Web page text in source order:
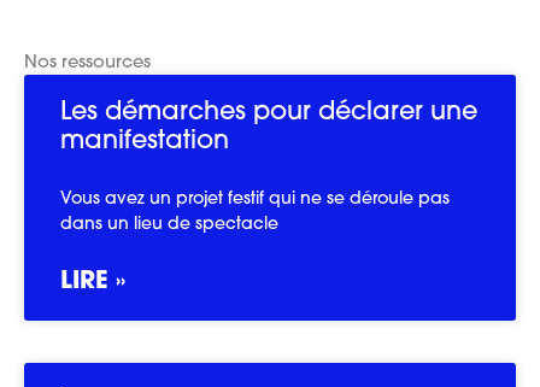
Nos ressources
Les démarches pour déclarer une
manifestation
Vous avez un projet festif qui ne se déroule pas
dans un lieu de spectacle
LIRE »